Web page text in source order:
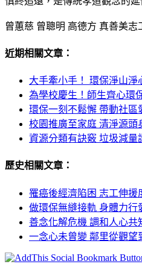
曾蕙慈 曾聰明 高德方 真善美志
近期相關文章：
大手牽小手！ 環保淨山淨
為學校慶生！師生齊心環
環保一刻不鬆懈 帶動社區
校園推廣至家庭 清淨源頭
資源分類有訣竅 垃圾減量
歷史相關文章：
罹癌後經濟陷困 志工伸援
做環保無縫接軌 身體力行
善念化解危機 調和人心共
一念心未曾變 鄰里從觀望